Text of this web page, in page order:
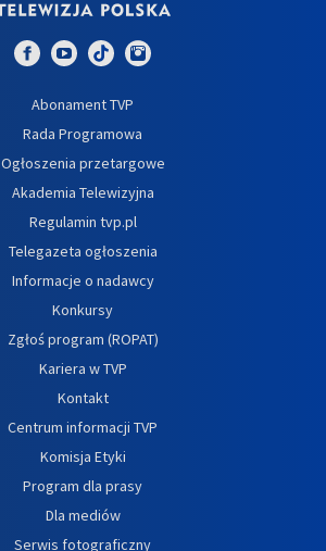
Abonament TVP
Rada Programowa
Ogłoszenia przetargowe
Akademia Telewizyjna
Regulamin tvp.pl
Telegazeta ogłoszenia
Informacje o nadawcy
Konkursy
Zgłoś program (ROPAT)
Kariera w TVP
Kontakt
Centrum informacji TVP
Komisja Etyki
Program dla prasy
Dla mediów
Serwis fotograficzny